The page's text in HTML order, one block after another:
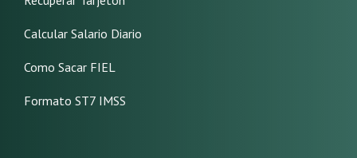
Calcular Salario Diario
Como Sacar FIEL
Formato ST7 IMSS